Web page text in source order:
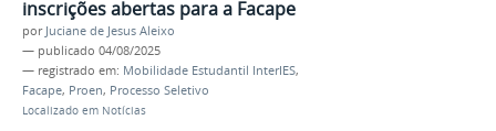
inscrições abertas para a Facape
por Juciane de Jesus Aleixo
— publicado 04/08/2025
— registrado em: Mobilidade Estudantil InterIES,
Facape, Proen, Processo Seletivo
Localizado em Notícias